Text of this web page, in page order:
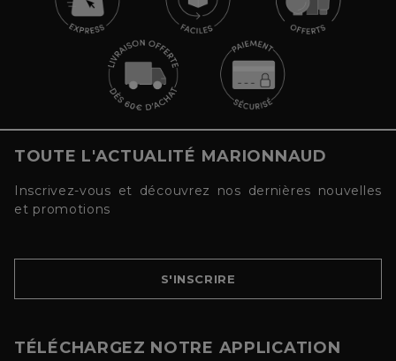
TOUTE L'ACTUALITÉ MARIONNAUD
Inscrivez-vous et découvrez nos dernières nouvelles
et promotions
S'INSCRIRE
TÉLÉCHARGEZ NOTRE APPLICATION